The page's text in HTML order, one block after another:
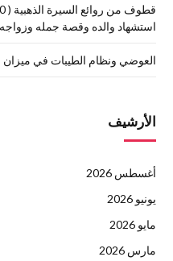
استشهاد والده وقصة جمله
العوضي ونظام الطيبات في ميزان
الأرشيف
أغسطس 2026
يونيو 2026
مايو 2026
مارس 2026